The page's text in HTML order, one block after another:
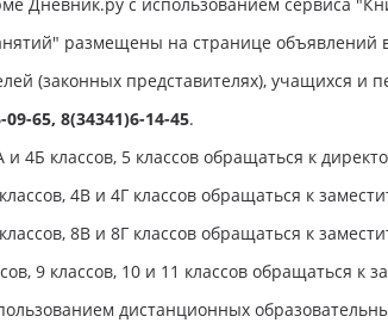
Дневник.ру с использованием сервиса
размещены на странице объявлений
(законных представителях), учащихся
09-65, 8(34341)6-14-45.
и 4Б классов, 5 классов обращаться к
4В и 4Г классов обращаться к
8В и 8Г классов обращаться к
9 классов, 10 и 11 классов обращаться к
дистанционных